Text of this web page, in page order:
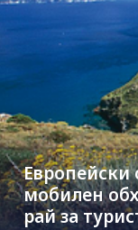
Европейски
мобилен
рай за